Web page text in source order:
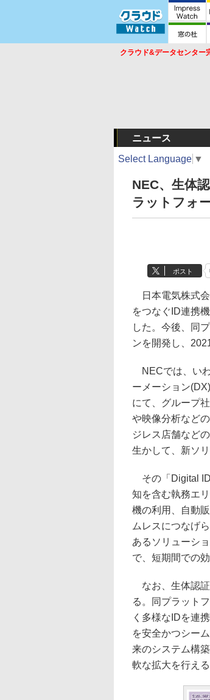
クラウド&データセンター
ニュース
Select Language ▼
NEC、生体
ラットフォー
ポスト
日本電気株式会
をつなぐID連携
した。今後、同
ンを開発し、
NECでは、い
ーメーション
にて、グループ
や映像分析など
ジレス店舗など
生かして、新ソ
その「Digital
知を含む執務エ
機の利用、自動
ムレスにつなげ
あるソリューシ
で、短期間での
なお、生体認証
る。同プラット
く多様なIDを連
を安全かつシー
来のシステム構
軟な拡大を行える